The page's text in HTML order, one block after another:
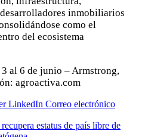
inmobiliarios
como el
del ecosistema
al 6 de junio – Armstrong,
agroactiva.com
LinkedIn Correo electrónico
estatus de país libre de